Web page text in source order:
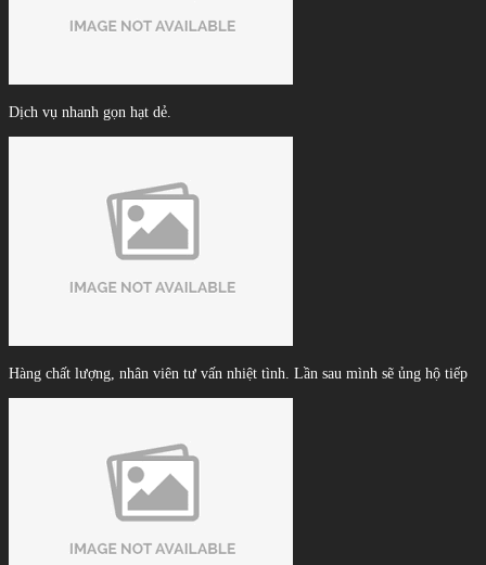
Dịch vụ nhanh gọn hạt dẻ.
Hàng chất lượng, nhân viên tư vấn nhiệt tình. Lần sau mình sẽ ủng hộ tiếp